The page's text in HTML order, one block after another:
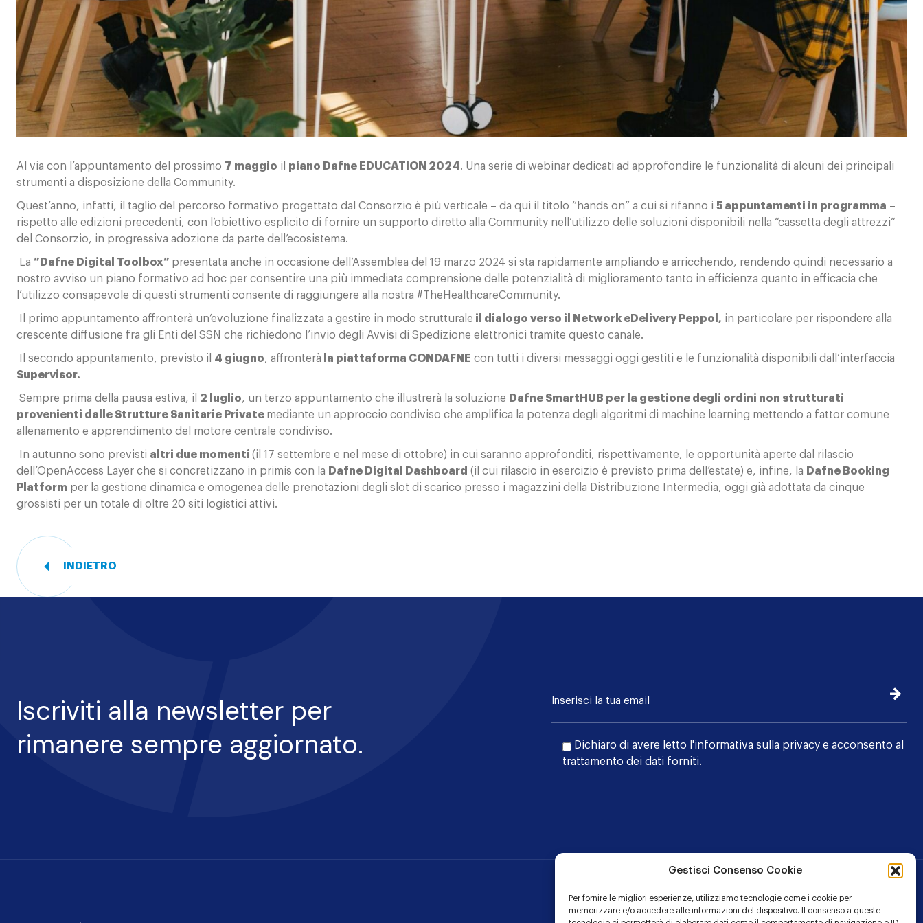
Gestisci Consenso Cookie
Per fornire le migliori esperienze, utilizziamo tecnologie come i cookie per
memorizzare e/o accedere alle informazioni del dispositivo. Il consenso a queste
Contatti
nostri
servizi
Al via con l’appuntamento del prossimo 7 maggio il piano Dafne EDUCATION 2024. Una serie di webinar dedicati ad approfondire le funzionalità di alcuni dei principali
strumenti a disposizione della Community.
Quest’anno, infatti, il taglio del percorso formativo progettato dal Consorzio è più verticale – da qui il titolo “hands on” a cui si rifanno i 5 appuntamenti in programma –
rispetto alle edizioni precedenti, con l’obiettivo esplicito di fornire un supporto diretto alla Community nell’utilizzo delle soluzioni disponibili nella “cassetta degli attrezzi”
del Consorzio, in progressiva adozione da parte dell’ecosistema.
La ”Dafne Digital Toolbox” presentata anche in occasione dell’Assemblea del 19 marzo 2024 si sta rapidamente ampliando e arricchendo, rendendo quindi necessario a
nostro avviso un piano formativo ad hoc per consentire una più immediata comprensione delle potenzialità di miglioramento tanto in efficienza quanto in efficacia che
l’utilizzo consapevole di questi strumenti consente di raggiungere alla nostra #TheHealthcareCommunity.
Il primo appuntamento affronterà un’evoluzione finalizzata a gestire in modo strutturale il dialogo verso il Network eDelivery Peppol , in particolare per rispondere alla
crescente diffusione fra gli Enti del SSN che richiedono l’invio degli Avvisi di Spedizione elettronici tramite questo canale.
Il secondo appuntamento, previsto il 4 giugno, affronterà la piattaforma CONDAFNE con tutti i diversi messaggi oggi gestiti e le funzionalità disponibili dall’interfaccia
Supervisor.
Sempre prima della pausa estiva, il 2 luglio, un terzo appuntamento che illustrerà la soluzione Dafne SmartHUB per la gestione degli ordini non strutturati
provenienti dalle Strutture Sanitarie Private mediante un approccio condiviso che amplifica la potenza degli algoritmi di machine learning mettendo a fattor comune
allenamento e apprendimento del motore centrale condiviso.
In autunno sono previsti altri due momenti (il 17 settembre e nel mese di ottobre) in cui saranno approfonditi, rispettivamente, le opportunità aperte dal rilascio
dell’OpenAccess Layer che si concretizzano in primis con la Dafne Digital Dashboard (il cui rilascio in esercizio è previsto prima dell’estate) e, infine, la Dafne Booking
Platform per la gestione dinamica e omogenea delle prenotazioni degli slot di scarico presso i magazzini della Distribuzione Intermedia, oggi già adottata da cinque
grossisti per un totale di oltre 20 siti logistici attivi.
INDIETRO
Iscriviti alla newsletter per
rimanere sempre aggiornato.
Dichiaro di avere letto l'informativa sulla privacy e acconsento al
trattamento dei dati forniti.
Iscrivi